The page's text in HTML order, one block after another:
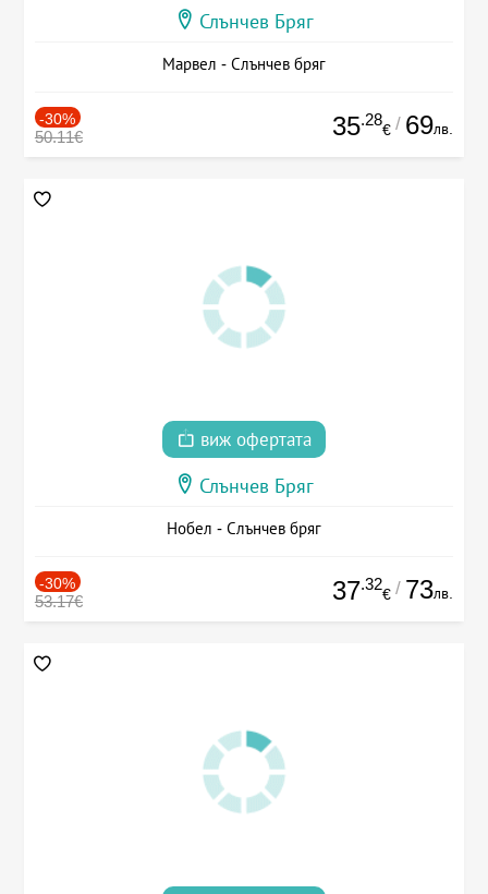
Слънчев Бряг
Марвел - Слънчев бряг
-30%
50.11€ 35.28
€ / 69лв.
виж офертата
Слънчев Бряг
Нобел - Слънчев бряг
-30%
53.17€ 37.32
€ / 73лв.